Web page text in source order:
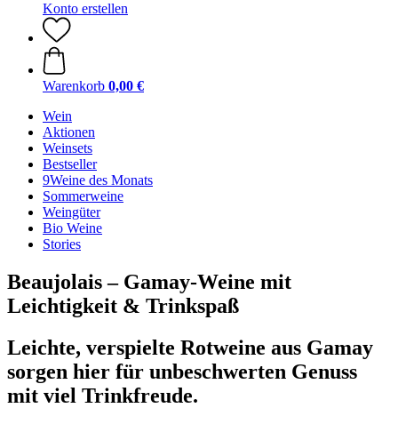
Konto erstellen
Warenkorb 0,00 €
Wein
Aktionen
Weinsets
Bestseller
9Weine des Monats
Sommerweine
Weingüter
Bio Weine
Stories
Beaujolais – Gamay-Weine mit
Leichtigkeit & Trinkspaß
Leichte, verspielte Rotweine aus Gamay
sorgen hier für unbeschwerten Genuss
mit viel Trinkfreude.